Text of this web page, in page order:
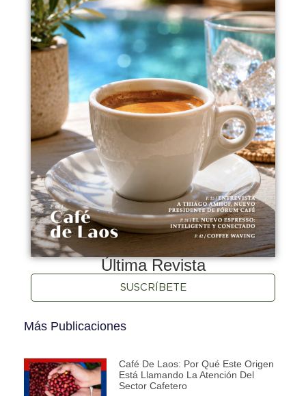
Última Revista
SUSCRÍBETE
Más Publicaciones
Café De Laos: Por Qué Este Origen
Está Llamando La Atención Del
Sector Cafetero